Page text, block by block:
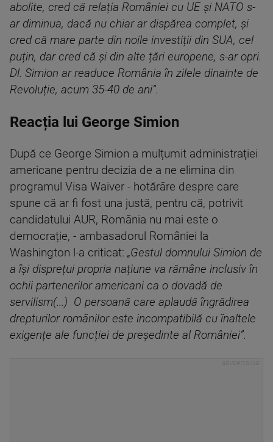
abolite, cred că relația României cu UE și NATO s-
ar diminua, dacă nu chiar ar dispărea complet, și
cred că mare parte din noile investiții din SUA, cel
puțin, dar cred că și din alte țări europene, s-ar opri.
Dl. Simion ar readuce România în zilele dinainte de
Revoluție, acum 35-40 de ani”.
Reacția lui George Simion
După ce George Simion a mulțumit administrației
americane pentru decizia de a ne elimina din
programul Visa Waiver - hotărâre despre care
spune că ar fi fost una justă, pentru că, potrivit
candidatului AUR, România nu mai este o
democrație, - ambasadorul României la
Washington l-a criticat: „Gestul domnului Simion de
a își disprețui propria națiune va rămâne inclusiv în
ochii partenerilor americani ca o dovadă de
servilism(...) O persoană care aplaudă îngrădirea
drepturilor românilor este incompatibilă cu înaltele
exigențe ale funcției de președinte al României”.